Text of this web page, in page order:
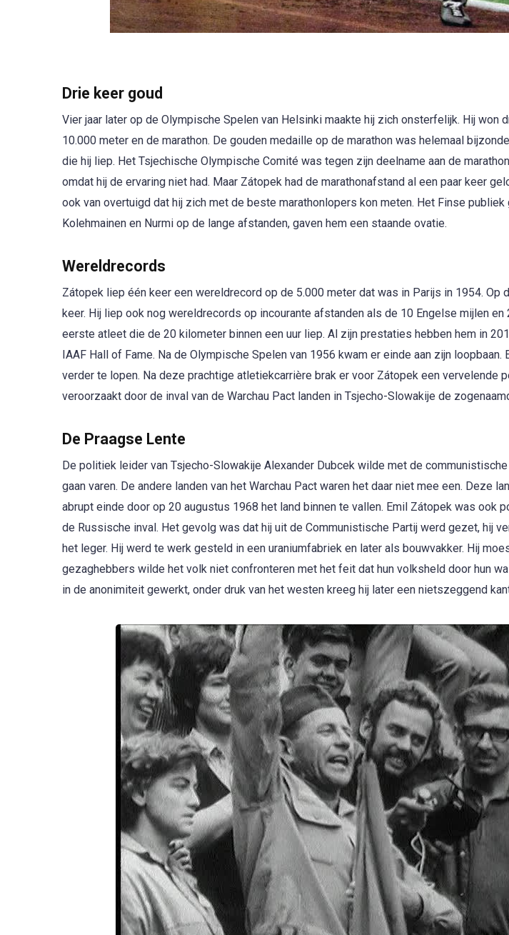
Drie keer goud
Vier jaar later op de Olympische Spelen van Helsinki maakte hij zich onsterfelijk. Hij won
10.000 meter en de marathon. De gouden medaille op de marathon was helemaal
die hij liep. Het Tsjechische Olympische Comité was tegen zijn deelname aan de
omdat hij de ervaring niet had. Maar Zátopek had de marathonafstand al een paar keer
ook van overtuigd dat hij zich met de beste marathonlopers kon meten. Het Finse
Kolehmainen en Nurmi op de lange afstanden, gaven hem een staande ovatie.
Wereldrecords
Zátopek liep één keer een wereldrecord op de 5.000 meter dat was in Parijs in 1954. Op
keer. Hij liep ook nog wereldrecords op incourante afstanden als de 10 Engelse mijlen
eerste atleet die de 20 kilometer binnen een uur liep. Al zijn prestaties hebben hem in
IAAF Hall of Fame. Na de Olympische Spelen van 1956 kwam er einde aan zijn
verder te lopen. Na deze prachtige atletiekcarrière brak er voor Zátopek een vervelende
veroorzaakt door de inval van de Warchau Pact landen in Tsjecho-Slowakije de
De Praagse Lente
De politiek leider van Tsjecho-Slowakije Alexander Dubcek wilde met de
gaan varen. De andere landen van het Warchau Pact waren het daar niet mee een. Deze
abrupt einde door op 20 augustus 1968 het land binnen te vallen. Emil Zátopek was ook
de Russische inval. Het gevolg was dat hij uit de Communistische Partij werd gezet, hij
het leger. Hij werd te werk gesteld in een uraniumfabriek en later als bouwvakker. Hij
gezaghebbers wilde het volk niet confronteren met het feit dat hun volksheld door hun
in de anonimiteit gewerkt, onder druk van het westen kreeg hij later een nietszeggend